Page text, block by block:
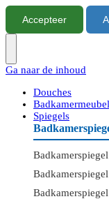
Accepteer
Ga naar de inhoud
Douches
Spiegels